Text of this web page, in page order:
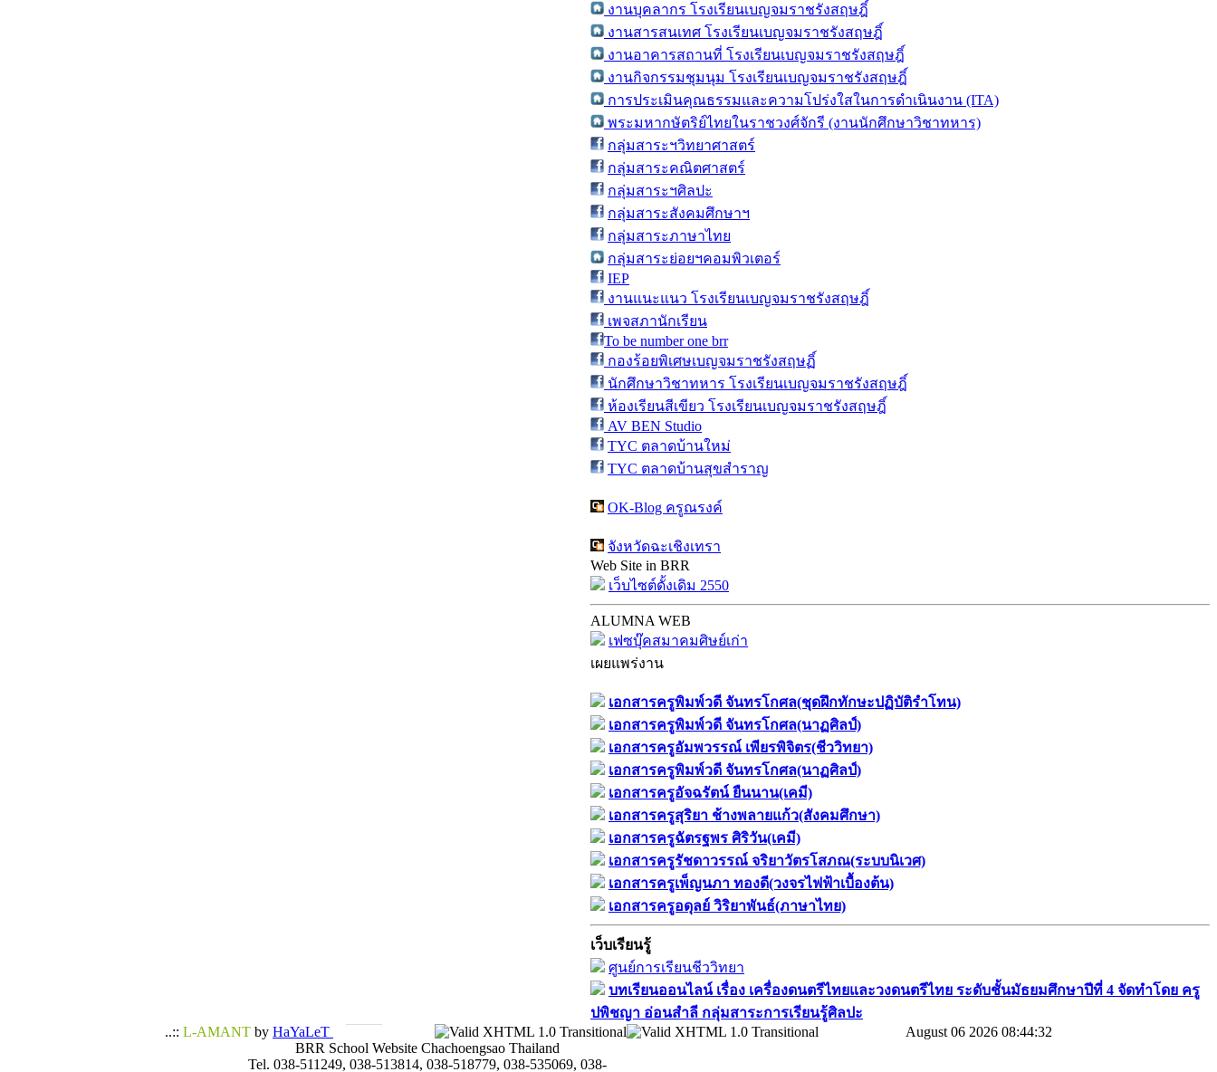
งานบุคลากร โรงเรียนเบญจมราชรังสฤษฎิ์
งานสารสนเทศ โรงเรียนเบญจมราชรังสฤษฎิ์
งานอาคารสถานที่ โรงเรียนเบญจมราชรังสฤษฎิ์
งานกิจกรรมชุมนุม โรงเรียนเบญจมราชรังสฤษฎิ์
การประเมินคุณธรรมและความโปร่งใสในการดำเนินงาน (ITA)
พระมหากษัตริย์ไทยในราชวงศ์จักรี (งานนักศึกษาวิชาทหาร)
กลุ่มสาระฯวิทยาศาสตร์
กลุ่มสาระคณิตศาสตร์
กลุ่มสาระฯศิลปะ
กลุ่มสาระสังคมศึกษาฯ
กลุ่มสาระภาษาไทย
กลุ่มสาระย่อยฯคอมพิวเตอร์
IEP
งานแนะแนว โรงเรียนเบญจมราชรังสฤษฎิ์
เพจสภานักเรียน
To be number one brr
กองร้อยพิเศษเบญจมราชรังสฤษฏิ์
นักศึกษาวิชาทหาร โรงเรียนเบญจมราชรังสฤษฎิ์
ห้องเรียนสีเขียว โรงเรียนเบญจมราชรังสฤษฎิ์
AV BEN Studio
TYC ตลาดบ้านใหม่
TYC ตลาดบ้านสุขสำราญ
OK-Blog ครูณรงค์
จังหวัดฉะเชิงเทรา
Web Site in BRR
เว็บไซต์ดั้งเดิม 2550
ALUMNA WEB
เฟซบุ๊คสมาคมศิษย์เก่า
เผยแพร่งาน
เอกสารครูพิมพ์วดี จันทรโกศล(ชุดฝึกทักษะปฏิบัติรำโทน)
เอกสารครูพิมพ์วดี จันทรโกศล(นาฏศิลป์)
เอกสารครูอัมพวรรณ์ เพียรพิจิตร(ชีววิทยา)
เอกสารครูพิมพ์วดี จันทรโกศล(นาฏศิลป์)
เอกสารครูอัจฉรัตน์ ยืนนาน(เคมี)
เอกสารครูสุริยา ช้างพลายแก้ว(สังคมศึกษา)
เอกสารครูฉัตรฐพร ศิริวัน(เคมี)
เอกสารครูรัชดาวรรณ์ จริยาวัตรโสภณ(ระบบนิเวศ)
เอกสารครูเพ็ญนภา ทองดี(วงจรไฟฟ้าเบื้องต้น)
เอกสารครูอดุลย์ วิริยาพันธ์(ภาษาไทย)
เว็บเรียนรู้
ศูนย์การเรียนชีววิทยา
บทเรียนออนไลน์​ เรื่อง​ เครื่องดนตรีไทยและวงดนตรีไทย​ ระดับชั้นมัธยมศึกษาปีที่​ 4​ จัดทำโดย​ ครู
ปพิชญา​ อ่อนสำลี​ กลุ่มสาระการเรียนรู้ศิลปะ
..:: L-AMANT by HaYaLeT
August 06 2026 08:44:32
BRR School Website Chachoengsao Thailand
Tel. 038-511249, 038-513814, 038-518779, 038-535069, 038-